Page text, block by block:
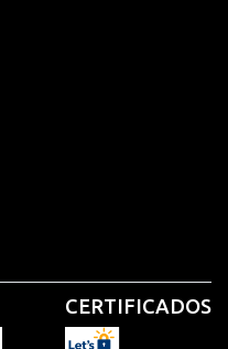
CERTIFICADOS